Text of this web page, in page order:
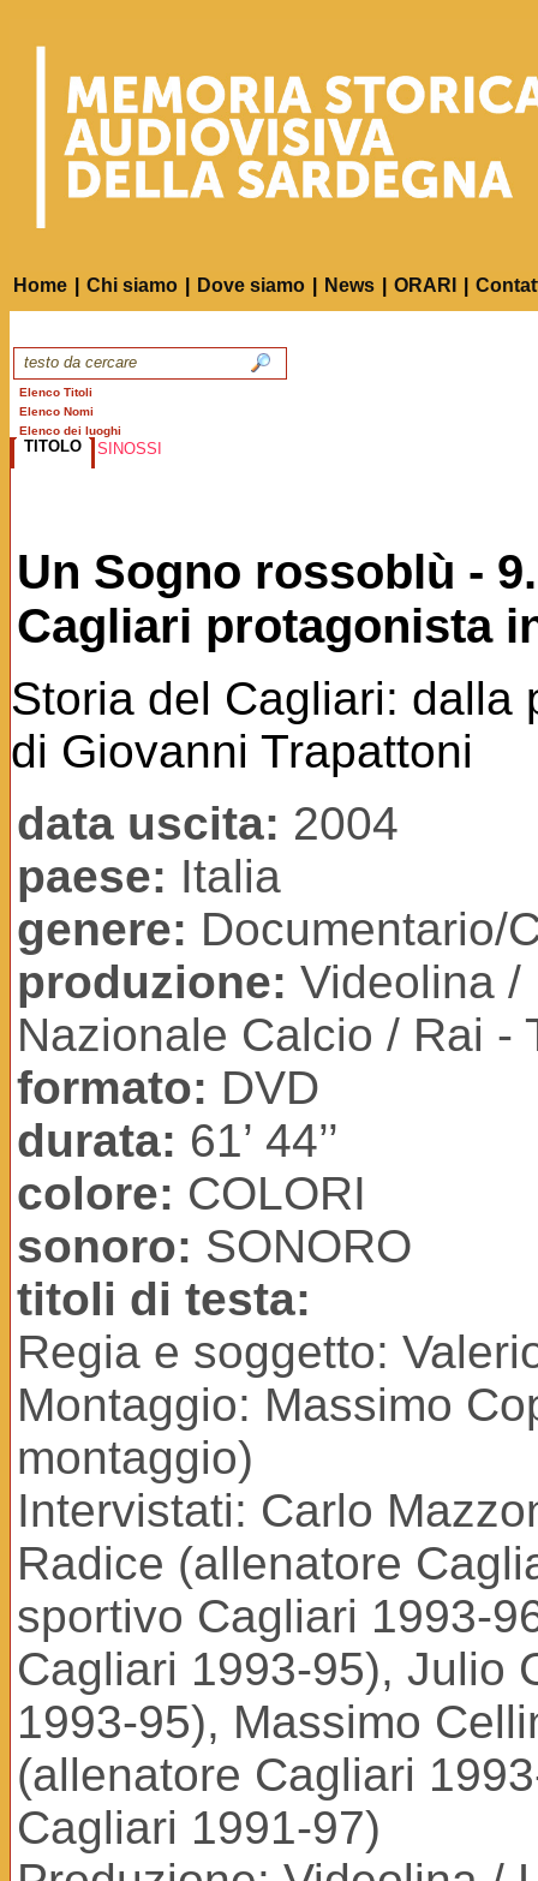
Home Chi siamo Dove siamo News ORARI
Elenco Titoli
Elenco Nomi
Elenco dei luoghi
TITOLO SINOSSI
Un Sogno rossoblù -
Cagliari protagonista
Storia del Cagliari: dalla
di Giovanni Trapattoni
data uscita: 2004
paese: Italia
genere: Documentario/
produzione: Videolina /
Nazionale Calcio / Rai -
formato: DVD
durata: 61’ 44’’
colore: COLORI
sonoro: SONORO
titoli di testa:
Regia e soggetto:
Montaggio: Massimo
montaggio)
Intervistati: Carlo
Radice (allenatore
sportivo Cagliari 1993-
Cagliari 1993-95), Julio
1993-95), Massimo
(allenatore Cagliari
Cagliari 1991-97)